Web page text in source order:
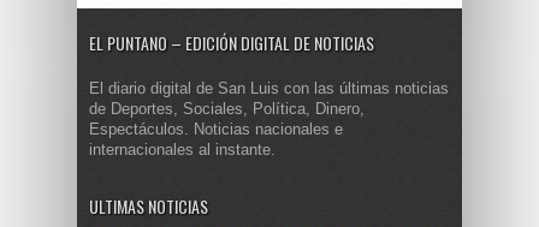
EL PUNTANO – EDICIÓN DIGITAL DE NOTICIAS
El diario digital de San Luis con las últimas noticias
de Deportes, Sociales, Política, Dinero,
Espectáculos. Noticias nacionales e
internacionales al instante.
ULTIMAS NOTICIAS